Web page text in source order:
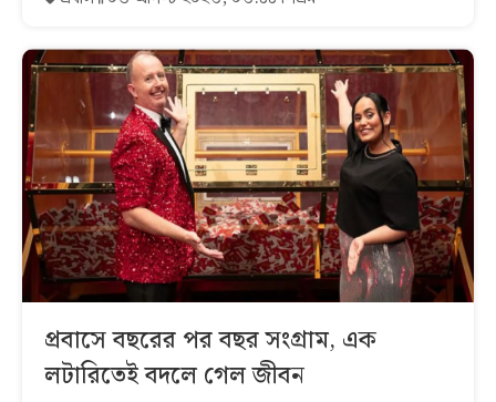
প্রবাসে বছরের পর বছর সংগ্রাম, এক
লটারিতেই বদলে গেল জীবন